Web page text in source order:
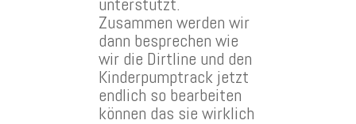
Zusammen werden wir
dann besprechen wie
wir die Dirtline und den
Kinderpumptrack jetzt
endlich so bearbeiten
können das sie wirklich